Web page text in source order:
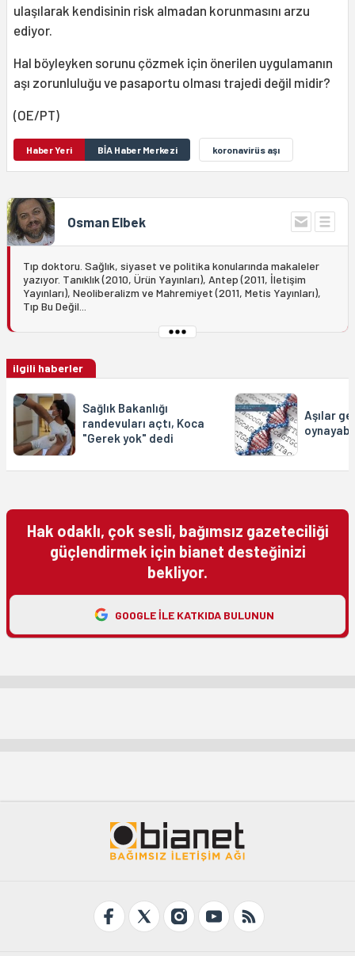
ulaşılarak kendisinin risk almadan korunmasını arzu
ediyor.
Hal böyleyken sorunu çözmek için önerilen uygulamanın
aşı zorunluluğu ve pasaportu olması trajedi değil midir?
(OE/PT)
Haber Yeri BİA Haber Merkezi koronavirüs aşı
Osman Elbek
Tıp doktoru. Sağlık, siyaset ve politika konularında makaleler
yazıyor. Tanıklık (2010, Ürün Yayınları), Antep (2011, İletişim
Yayınları), Neoliberalizm ve Mahremiyet (2011, Metis Yayınları),
Tıp Bu Değil...
ilgili haberler
Sağlık Bakanlığı
randevuları açtı, Koca
"Gerek yok" dedi
Aşılar
Hak odaklı, çok sesli, bağımsız gazeteciliği
güçlendirmek için bianet desteğinizi
bekliyor.
GOOGLE ILE KATKIDA BULUNUN